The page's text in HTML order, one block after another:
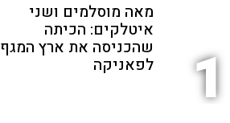
1
מאה מוסלמים ושני
איטלקים: הכיתה
שהכניסה את ארץ המגף
לפאניקה